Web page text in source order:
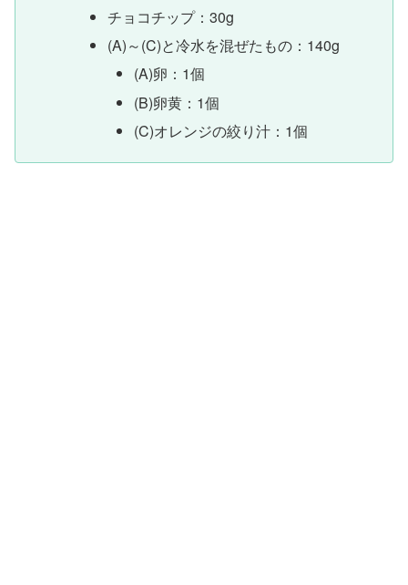
チョコチップ：30g
(A)～(C)と冷水を混ぜたもの：140g
(A)卵：1個
(B)卵黄：1個
(C)オレンジの絞り汁：1個